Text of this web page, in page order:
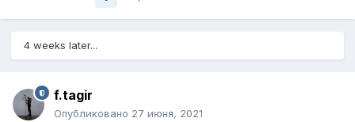
4 weeks later...
f.tagir
Опубликовано 27 июня, 2021